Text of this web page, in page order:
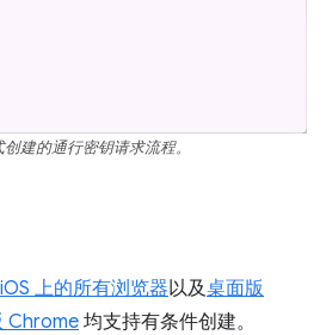
建的通行密钥请求流程。
上的所有浏览器以及桌面版
Chrome 均支持有条件创建。